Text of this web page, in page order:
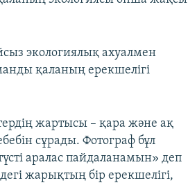
экологиялық ахуалмен
қаланың ерекшелігі
жартысы – қара және ақ
сұрады. Фотограф бұл
аралас пайдаланамын» деп
жарықтың бір ерекшелігі,